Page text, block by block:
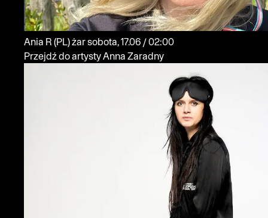
Ania R (PL)żar
sobota, 17.06 / 02:00
Przejdź do artysty Anna Zaradny